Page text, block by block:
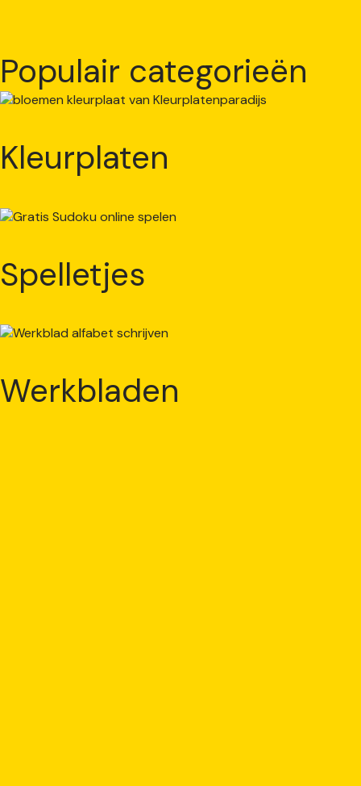
Populair categorieën
Kleurplaten
Spelletjes
Werkbladen